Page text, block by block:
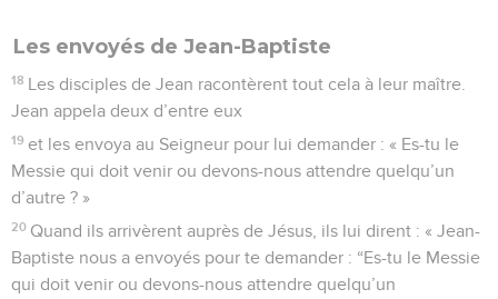
Les envoyés de Jean-Baptiste
18 Les disciples de Jean racontèrent tout cela à leur maître.
Jean appela deux d’entre eux
19 et les envoya au Seigneur pour lui demander : « Es-tu le
Messie qui doit venir ou devons-nous attendre quelqu’un
d’autre ? »
20 Quand ils arrivèrent auprès de Jésus, ils lui dirent : « Jean-
Baptiste nous a envoyés pour te demander : “Es-tu le Messie
qui doit venir ou devons-nous attendre quelqu’un